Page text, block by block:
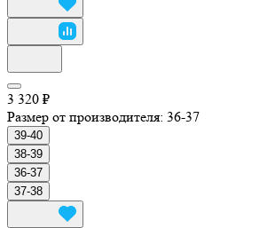
3 320 ₽
Размер от производителя: 36-37
39-40
38-39
36-37
37-38